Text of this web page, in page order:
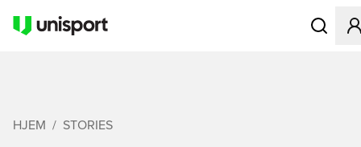
Åbner
HJEM STORIES